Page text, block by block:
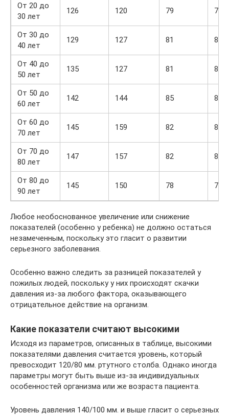
От 20 до
30 лет
126 120 79 75
От 30 до
40 лет
129 127 81 80
От 40 до
50 лет
135 127 81 80
От 50 до
60 лет
142 144 85 85
От 60 до
70 лет
145 159 82 85
От 70 до
80 лет
147 157 82 83
От 80 до
90 лет
145 150 78 79
Любое необоснованное увеличение или снижение
показателей (особенно у ребенка) не должно остаться
незамеченным, поскольку это гласит о развитии
серьезного заболевания.
Особенно важно следить за разницей показателей у
пожилых людей, поскольку у них происходят скачки
давления из-за любого фактора, оказывающего
отрицательное действие на организм.
Какие показатели считают высокими
Исходя из параметров, описанных в таблице, высокими
показателями давления считается уровень, который
превосходит 120/80 мм. ртутного столба. Однако иногда
параметры могут быть выше из-за индивидуальных
особенностей организма или же возраста пациента.
Уровень давления 140/100 мм. и выше гласит о серьезных